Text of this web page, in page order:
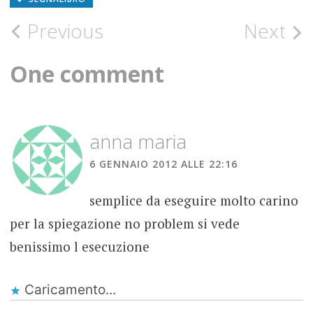
Post
navigation
Previous Next
One comment
anna maria
6 GENNAIO 2012 ALLE 22:16
semplice da eseguire molto carino
per la spiegazione no problem si vede
benissimo l esecuzione
Caricamento...